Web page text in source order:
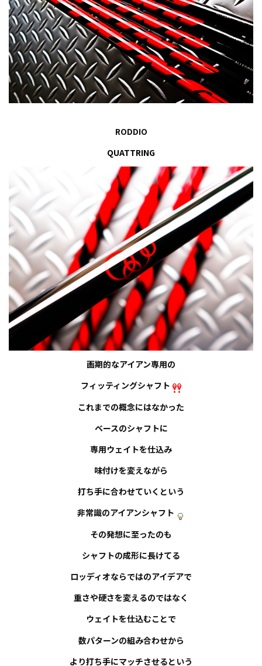
RODDIO
QUATTRING
画期的なアイアン専用の
フィッティングシャフト
これまでの概念にはなかった
ベースのシャフトに
専用ウェイトを仕込み
味付けを変えながら
打ち手に合わせていくという
非常識のアイアンシャフト
その発想に至ったのも
シャフトの成形に長けてる
ロッディオならではのアイデアで
重さや硬さを変えるのではなく
ウェイトを仕込むことで
数パターンの組み合わせから
より打ち手にマッチさせるという